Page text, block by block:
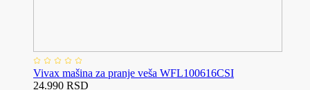
Vivax mašina za pranje veša WFL100616CSI
24.990 RSD